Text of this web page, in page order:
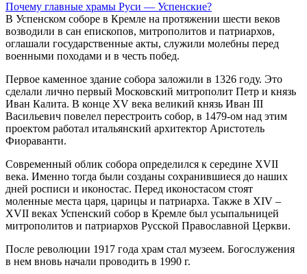
Почему главные храмы Руси — Успенские?
В Успенском соборе в Кремле на протяжении шести веков
возводили в сан епископов, митрополитов и патриархов,
оглашали государственные акты, служили молебны перед
военными походами и в честь побед.
Первое каменное здание собора заложили в 1326 году. Это
сделали лично первый Московский митрополит Петр и князь
Иван Калита. В конце XV века великий князь Иван III
Васильевич повелел перестроить собор, в 1479-ом над этим
проектом работал итальянский архитектор Аристотель
Фиораванти.
Современный облик собора определился к середине XVII
века. Именно тогда были созданы сохранившиеся до наших
дней росписи и иконостас. Перед иконостасом стоят
моленные места царя, царицы и патриарха. Также в XIV –
XVII веках Успенский собор в Кремле был усыпальницей
митрополитов и патриархов Русской Православной Церкви.
После революции 1917 года храм стал музеем. Богослужения
в нем вновь начали проводить в 1990 г.